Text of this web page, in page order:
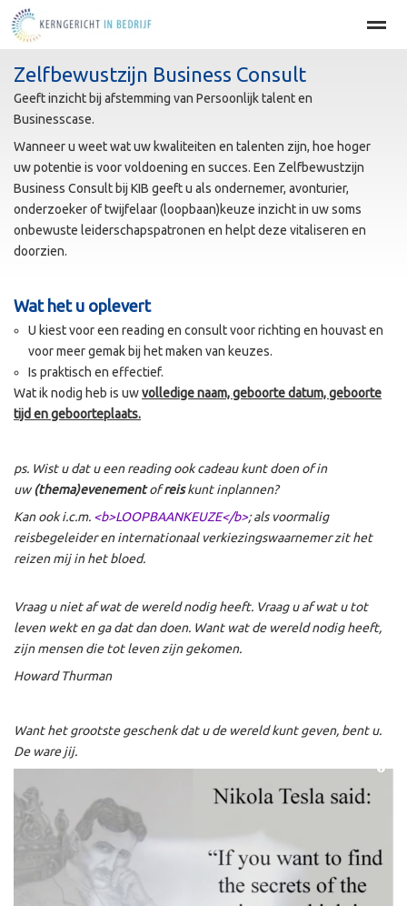
Home BEDRIJFSOPTIMALISATIE PERSOONLIJKE
Home Agenda Nieuws Zoeken
Zelfbewustzijn Business Consult
Geeft inzicht bij afstemming van Persoonlijk talent en
Businesscase.
Wanneer u weet wat uw kwaliteiten en talenten zijn, hoe hoger
uw potentie is voor voldoening en succes. Een Zelfbewustzijn
Business Consult bij KIB geeft u als ondernemer, avonturier,
onderzoeker of twijfelaar (loopbaan)keuze inzicht in uw soms
onbewuste leiderschapspatronen en helpt deze vitaliseren en
doorzien.
Wat het u oplevert
U kiest voor een reading en consult voor richting en houvast en
voor meer gemak bij het maken van keuzes.
Is praktisch en effectief.
Wat ik nodig heb is uwvolledige naam, geboorte datum, geboorte
tijd en geboorteplaats.
ps. Wist u dat u een reading ook cadeau kunt doen of in
uw(thema)evenementofreiskunt inplannen?
Kan ook i.c.m. <b>LOOPBAANKEUZE</b>; als voormalig
reisbegeleider en internationaal verkiezingswaarnemer zit het
reizen mij in het bloed.
Vraag u niet af wat de wereld nodig heeft. Vraag u af wat u tot
leven wekt en ga dat dan doen. Want wat de wereld nodig heeft,
zijn mensen die tot leven zijn gekomen.
Howard Thurman
Want het grootste geschenk dat u de wereld kunt geven, bent u.
De ware jij.